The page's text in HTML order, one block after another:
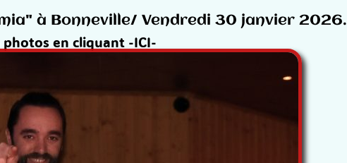
à Bonneville/ Vendredi 30 janvier 2026.
en cliquant -ICI-